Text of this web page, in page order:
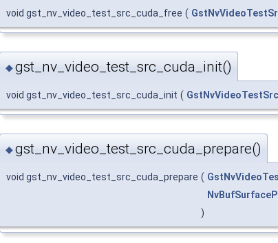
void gst_nv_video_test_src_cuda_free (
◆gst_nv_video_test_src_cuda_init()
void gst_nv_video_test_src_cuda_init ( GstNvVideoTestSrc
◆gst_nv_video_test_src_cuda_prepare()
void gst_nv_video_test_src_cuda_prepare (
)